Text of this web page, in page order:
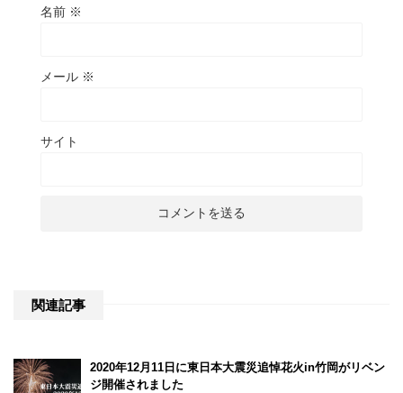
名前 ※
メール ※
サイト
関連記事
2020年12月11日に東日本大震災追悼花火in竹岡がリベン
ジ開催されました